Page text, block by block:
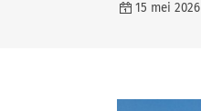
15 mei 2026